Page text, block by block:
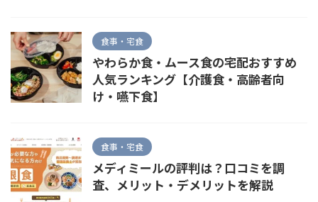
食事・宅食
やわらか食・ムース食の宅配おすすめ
人気ランキング【介護食・高齢者向
け・嚥下食】
食事・宅食
メディミールの評判は？口コミを調
査、メリット・デメリットを解説